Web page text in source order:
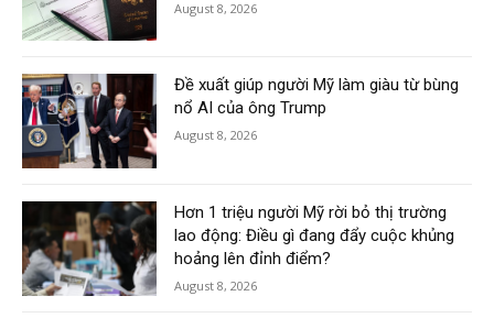
August 8, 2026
Đề xuất giúp người Mỹ làm giàu từ bùng
nổ AI của ông Trump
August 8, 2026
Hơn 1 triệu người Mỹ rời bỏ thị trường
lao động: Điều gì đang đẩy cuộc khủng
hoảng lên đỉnh điểm?
August 8, 2026